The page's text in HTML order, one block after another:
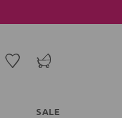
SALE